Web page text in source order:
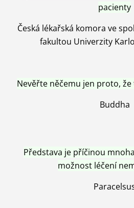
pacienty
Česká lékařská komora ve
fakultou Univerzity
Nevěřte něčemu jen proto,
Buddha
Představa je příčinou
možnost léčení